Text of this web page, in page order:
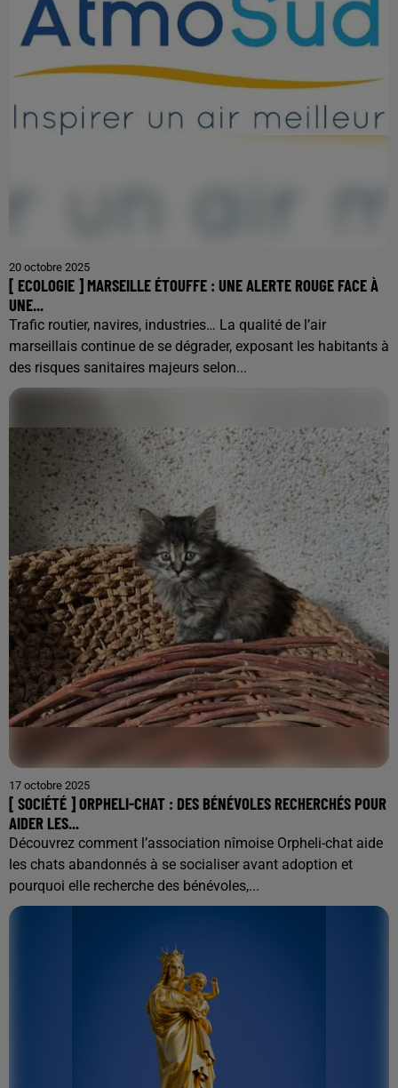
20 octobre 2025
[ ECOLOGIE ] MARSEILLE ÉTOUFFE : UNE ALERTE ROUGE FACE À
UNE...
Trafic routier, navires, industries… La qualité de l’air
marseillais continue de se dégrader, exposant les habitants à
des risques sanitaires majeurs selon...
17 octobre 2025
[ SOCIÉTÉ ] ORPHELI-CHAT : DES BÉNÉVOLES RECHERCHÉS POUR
AIDER LES...
Découvrez comment l’association nîmoise Orpheli-chat aide
les chats abandonnés à se socialiser avant adoption et
pourquoi elle recherche des bénévoles,...